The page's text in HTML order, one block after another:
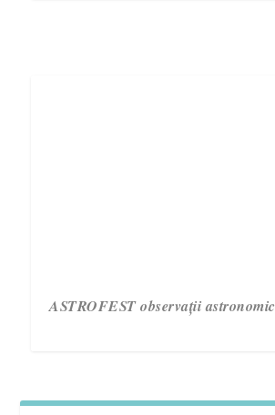
ASTROFEST observații